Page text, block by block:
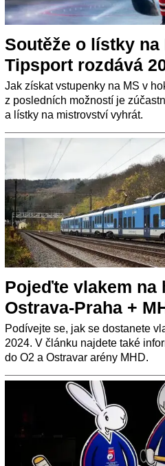
Soutěže o lístky na
Tipsport rozdává
Jak získat vstupenky na MS v
z posledních možností je
a lístky na mistrovství vyhrát.
Pojeďte vlakem na
Ostrava-Praha +
Podívejte se, jak se dostanete
2024. V článku najdete také
do O2 a Ostravar arény MHD.